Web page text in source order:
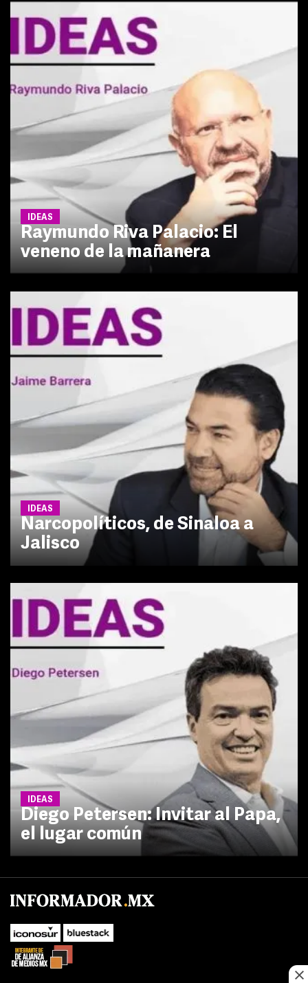
IDEAS
Raymundo Riva Palacio: El
veneno de la mañanera
IDEAS
Narcopolíticos, de Sinaloa a
Jalisco
IDEAS
Diego Petersen: Invitar al Papa,
el lugar común